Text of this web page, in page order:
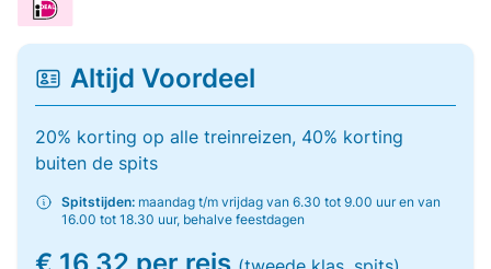
Altijd Voordeel
20% korting op alle treinreizen, 40% korting
buiten de spits
Spitstijden: maandag t/m vrijdag van 6.30 tot 9.00 uur en van
16.00 tot 18.30 uur, behalve feestdagen